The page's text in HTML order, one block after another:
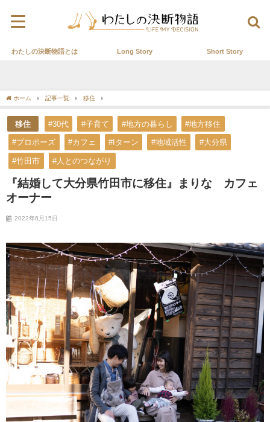
わたしの決断物語とは Long Story Short Story
ホーム 記事一覧 移住
移住 #30代 #子育て #地方の暮らし #地方移住
#プロポーズ #カフェ #Iターン #地域活性 #大分県
#竹田市 #人とのつながり
『結婚して大分県竹田市に移住』まりな カフェ
オーナー
2022年6月15日